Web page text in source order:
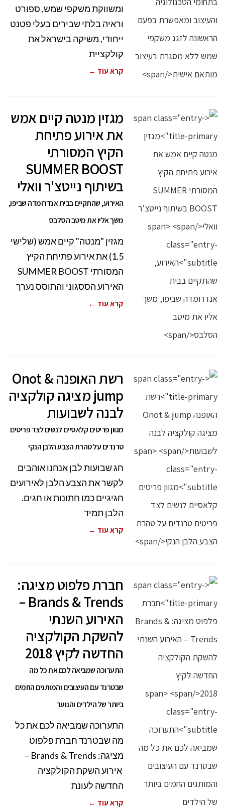
ומשווקת משקפי שמש, ספורט
וראיה בלתי שבירים בעלי פטנט
ייחודי, משיקה בישראל את
קולקציית
קרא עוד ←
מגזין מנטה קיים אמש
את אירוע פתיחת
הקיץ המסורתי
SUMMER BOOST
בשיתוף נייטצ'ר וואלי
האירוע, שהתקיים בבית אנדרומדה שביפו,
משך אליו את מיטב הסלבס
מגזין "מנטה" קיים אמש (שלישי
1.5) את אירוע פתיחת הקיץ
המסורתי SUMMER BOOST
האירוע הססגוני והתוסס נערך
קרא עוד ←
רשת האופנה Onot &
jump מציגה קולקציה
לבנה לשבועות
מגוון פריטים קלאסיים לנשים לצד פריטים
טרנדים על טהרת הצבע הלבן הנקי
חג שבועות לבן אנחנו אוהבים
לקשר את הצבע הלבן לאירועים
חגיגיים כמו חתונות או חגים.
הלבן תמיד
קרא עוד ←
חברת פלפוט מציגה:
Brands & Trends –
האירוע השנתי
להשקת הקולקציה
החדשה לקיץ 2018
התערוכה שמביאה לכם את כל מה
שבטרנד עם העיצובים והמותגים החמים
ביותר של הילדים והנוער
התערוכה שמביאה לכם את כל
מה שבטרנד חברת פלפוט
מציגה: Brands & Trends –
אירוע השקת הקולקציה
החדשה לעונת
קרא עוד ←